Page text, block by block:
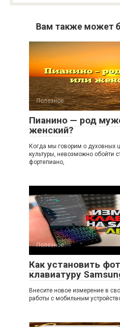
Вам также может
Полезное
Пианино — род
женский?
Когда мы говорим о духовных
культуры, невозможно обойти
фортепиано,
Полезное
Как установить
клавиатуру
Внесите новое измерение в
работы с мобильным